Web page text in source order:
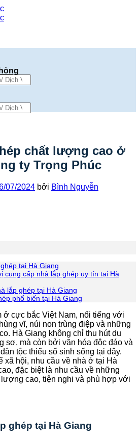
chất lượng cao ở
ty Trọng Phúc
07/2024 bởi Bình Nguyễn
tại Hà Giang
cung cấp nhà lắp ghép uy tín tại Hà
lắp ghép tại Hà Giang
phổ biến tại Hà Giang
ở cực bắc Việt Nam, nổi tiếng với
vĩ, núi non trùng điệp và những
Hà Giang không chỉ thu hút du
sơ, mà còn bởi văn hóa độc đáo và
tộc thiểu số sinh sống tại đây.
xã hội, nhu cầu về nhà ở tại Hà
đặc biệt là nhu cầu về những
cao, tiện nghi và phù hợp với
ghép tại Hà Giang